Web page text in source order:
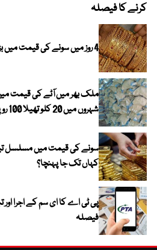
کرنے کا فیصلہ
4 روز میں سونے کی قیمت میں بڑا اضافہ
ملک بھر میں آٹے کی قیمت
شہروں میں 20 کلو تھیلا 100 روپے تک مہنگا
سونے کی قیمت میں مسلسل
کہاں تک جا پہنچا؟
پی ٹی اے کا ای سم کے اجرا
فیصلہ